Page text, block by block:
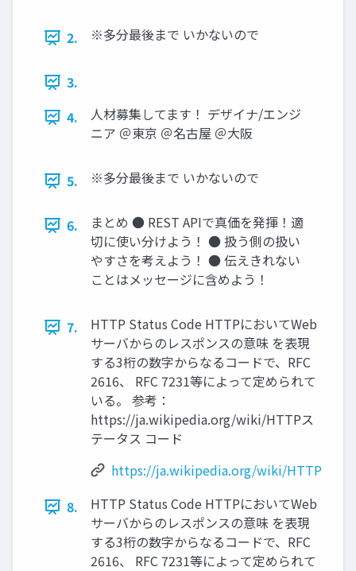
2. ※多分最後まで いかないので
3.
4.
人材募集してます！ デザイナ/エンジ
ニア ＠東京 ＠名古屋 ＠大阪
5. ※多分最後まで いかないので
6.
まとめ ● REST APIで真価を発揮！適
切に使い分けよう！ ● 扱う側の扱い
やすさを考えよう！ ● 伝えきれない
ことはメッセージに含めよう！
7.
HTTP Status Code HTTPにおいてWeb
サーバからのレスポンスの意味 を表現
する3桁の数字からなるコードで、RFC
2616、 RFC 7231等によって定められて
いる。 参考：
https://ja.wikipedia.org/wiki/HTTPス
テータス コード
https://ja.wikipedia.org/wiki/HTTP
8.
HTTP Status Code HTTPにおいてWeb
サーバからのレスポンスの意味 を表現
する3桁の数字からなるコードで、RFC
2616、 RFC 7231等によって定められて